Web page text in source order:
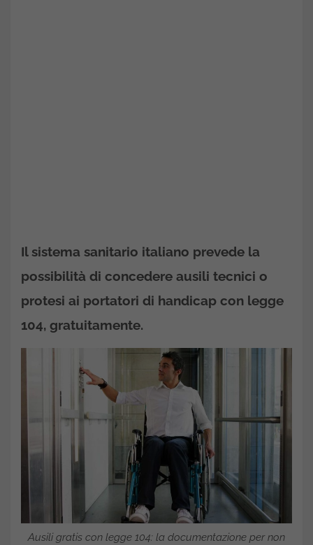
Il sistema sanitario italiano prevede la
possibilità di concedere ausili tecnici o
protesi ai portatori di handicap con legge
104, gratuitamente.
Ausili gratis con legge 104: la documentazione per non